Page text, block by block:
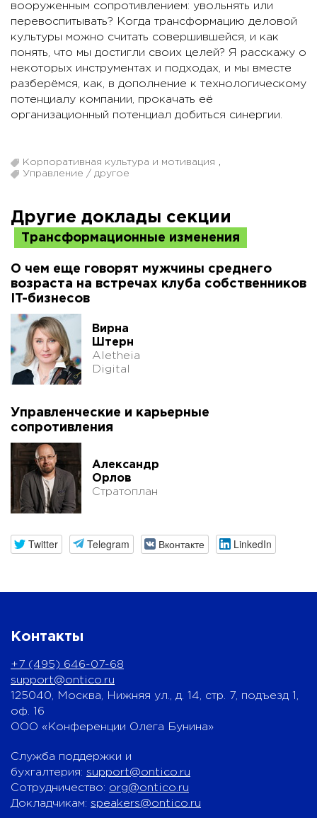
вооруженным сопротивлением: увольнять или
перевоспитывать? Когда трансформацию деловой
культуры можно считать совершившейся, и как
понять, что мы достигли своих целей? Я расскажу о
некоторых инструментах и подходах, и мы вместе
разберёмся, как, в дополнение к технологическому
потенциалу компании, прокачать её
организационный потенциал добиться синергии.
Корпоративная культура и мотивация ,
Управление / другое
Другие доклады секции
Трансформационные изменения
О чем еще говорят мужчины среднего
возраста на встречах клуба собственников
IT-бизнесов
Вирна
Штерн
Aletheia
Digital
Управленческие и карьерные
сопротивления
Александр
Орлов
Стратоплан
Twitter Telegram Вконтакте LinkedIn
Контакты
+7 (495) 646-07-68
support@ontico.ru
125040, Москва, Нижняя ул., д. 14, стр. 7, подъезд 1,
оф. 16
ООО «Конференции Олега Бунина»
Служба поддержки и
бухгалтерия: support@ontico.ru
Сотрудничество: org@ontico.ru
Докладчикам: speakers@ontico.ru